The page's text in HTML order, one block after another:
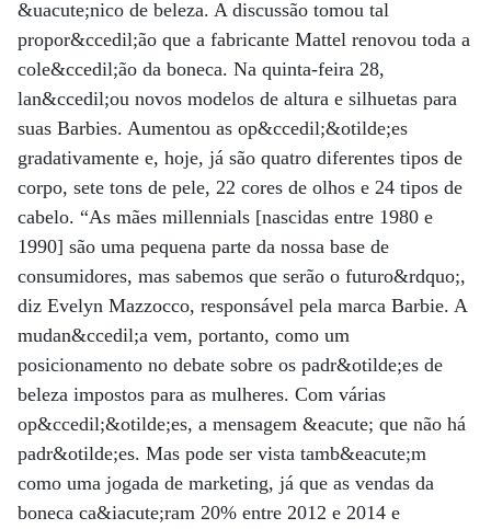
&uacute;nico de beleza. A discussão tomou tal
propor&ccedil;ão que a fabricante Mattel renovou toda a
cole&ccedil;ão da boneca. Na quinta-feira 28,
lan&ccedil;ou novos modelos de altura e silhuetas para
suas Barbies. Aumentou as op&ccedil;&otilde;es
gradativamente e, hoje, já são quatro diferentes tipos de
corpo, sete tons de pele, 22 cores de olhos e 24 tipos de
cabelo. “As mães millennials [nascidas entre 1980 e
1990] são uma pequena parte da nossa base de
consumidores, mas sabemos que serão o futuro&rdquo;,
diz Evelyn Mazzocco, responsável pela marca Barbie. A
mudan&ccedil;a vem, portanto, como um
posicionamento no debate sobre os padr&otilde;es de
beleza impostos para as mulheres. Com várias
op&ccedil;&otilde;es, a mensagem &eacute; que não há
padr&otilde;es. Mas pode ser vista tamb&eacute;m
como uma jogada de marketing, já que as vendas da
boneca ca&iacute;ram 20% entre 2012 e 2014 e